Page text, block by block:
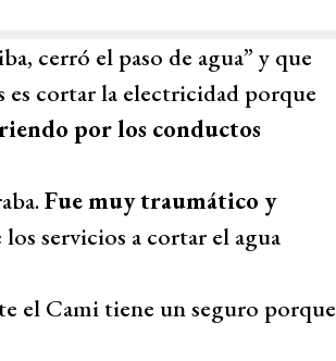
cerró el paso de agua” y que
cortar la electricidad porque
por los conductos
Fue muy traumático y
servicios a cortar el agua
el Cami tiene un seguro porque